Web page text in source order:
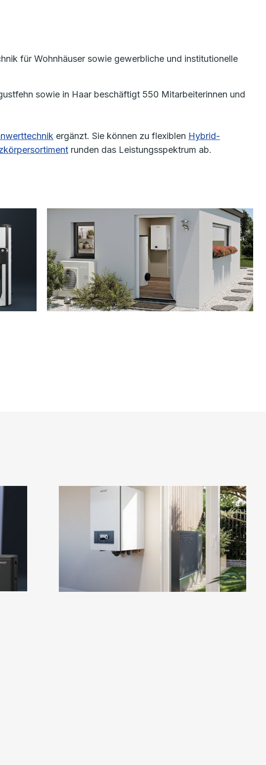
für Wohnhäuser sowie gewerbliche und institutionelle
sowie in Haar beschäftigt 550 Mitarbeiterinnen und
ergänzt. Sie können zu flexiblen Hybrid-
runden das Leistungsspektrum ab.